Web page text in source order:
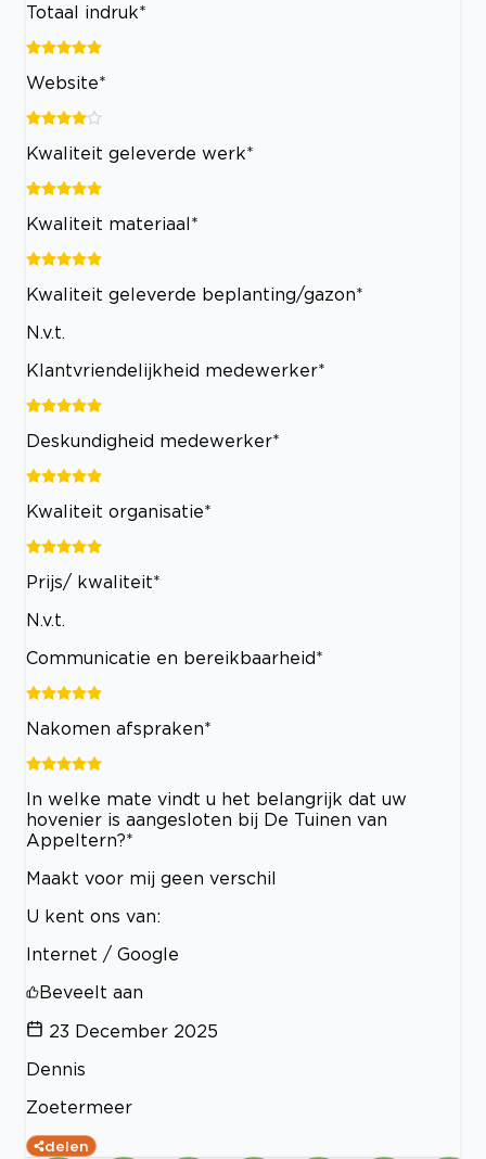
Totaal indruk*
Website*
Kwaliteit geleverde werk*
Kwaliteit materiaal*
Kwaliteit geleverde beplanting/gazon*
N.v.t.
Klantvriendelijkheid medewerker*
Deskundigheid medewerker*
Kwaliteit organisatie*
Prijs/ kwaliteit*
N.v.t.
Communicatie en bereikbaarheid*
Nakomen afspraken*
In welke mate vindt u het belangrijk dat uw
hovenier is aangesloten bij De Tuinen van
Appeltern?*
Maakt voor mij geen verschil
U kent ons van:
Internet / Google
Beveelt aan
23 December 2025
Dennis
Zoetermeer
delen